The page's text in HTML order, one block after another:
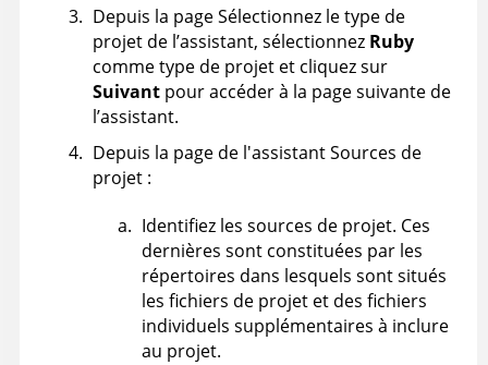
Depuis la page Sélectionnez le type de
projet de l’assistant, sélectionnez Ruby
comme type de projet et cliquez sur
Suivant pour accéder à la page suivante de
l’assistant.
Depuis la page de l'assistant Sources de
projet :
Identifiez les sources de projet. Ces
dernières sont constituées par les
répertoires dans lesquels sont situés
les fichiers de projet et des fichiers
individuels supplémentaires à inclure
au projet.